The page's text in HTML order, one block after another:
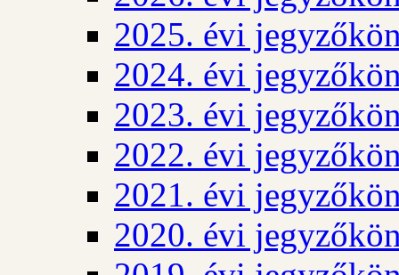
2025. évi
2024. évi
2023. évi
2022. évi
2021. évi
2020. évi